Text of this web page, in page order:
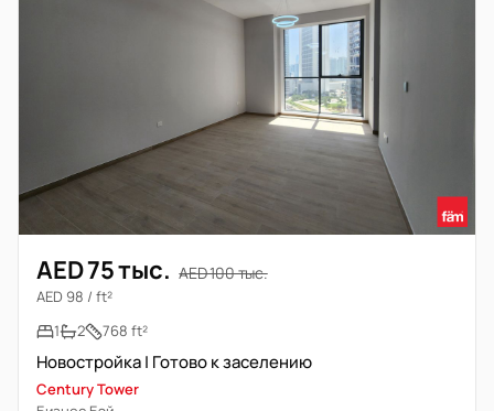
AED 75 тыс. AED 100 тыс.
AED 98 / ft²
1
2 768 ft²
Новостройка | Готово к заселению
Century Tower